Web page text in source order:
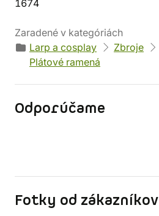
1674
Zaradené v kategóriách
Larp a cosplay
Zbroje
Plátové ramená
Odporúčame
Fotky od zákazníkov